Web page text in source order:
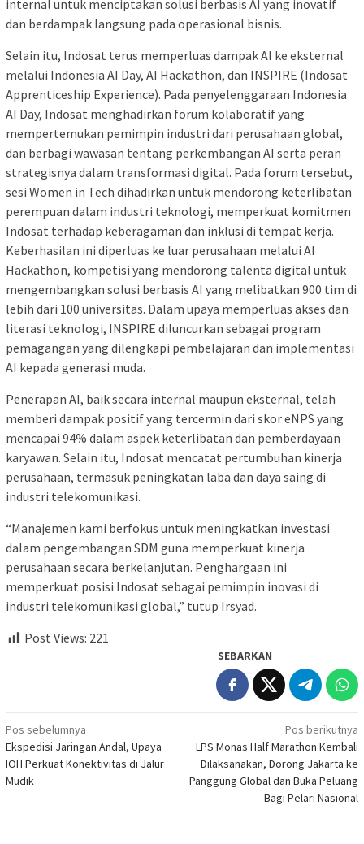
internal untuk menciptakan solusi berbasis AI yang inovatif
dan berdampak langsung pada operasional bisnis.
Selain itu, Indosat terus memperluas dampak AI ke eksternal
melalui Indonesia AI Day, AI Hackathon, dan INSPIRE (Indosat
Apprenticeship Experience). Pada penyelenggaraan Indonesia
AI Day, Indosat menghadirkan forum kolaboratif yang
mempertemukan pemimpin industri dari perusahaan global,
dan berbagi wawasan tentang perkembangan AI serta peran
strategisnya dalam transformasi digital. Pada forum tersebut,
sesi Women in Tech dihadirkan untuk mendorong keterlibatan
perempuan dalam industri teknologi, memperkuat komitmen
Indosat terhadap keberagaman dan inklusi di tempat kerja.
Keberhasilan ini diperluas ke luar perusahaan melalui AI
Hackathon, kompetisi yang mendorong talenta digital untuk
mengembangkan solusi berbasis AI yang melibatkan 900 tim di
lebih dari 100 universitas. Dalam upaya memperluas akses dan
literasi teknologi, INSPIRE diluncurkan sebagai program
pemagangan yang dilengkapi pembelajaran dan implementasi
AI kepada generasi muda.
Penerapan AI, baik secara internal maupun eksternal, telah
memberi dampak positif yang tercermin dari skor eNPS yang
mencapai 94% dalam aspek keterlibatan dan pemberdayaan
karyawan. Selain itu, Indosat mencatat pertumbuhan kinerja
perusahaan, termasuk peningkatan laba dan daya saing di
industri telekomunikasi.
“Manajemen kami berfokus untuk meningkatkan investasi
dalam pengembangan SDM guna memperkuat kinerja
perusahaan secara berkelanjutan. Penghargaan ini
memperkuat posisi Indosat sebagai pemimpin inovasi di
industri telekomunikasi global,” tutup Irsyad.
Post Views: 221
SEBARKAN
Navigasi
pos
Pos sebelumnya
Ekspedisi Jaringan Andal, Upaya
IOH Perkuat Konektivitas di Jalur
Mudik
Pos berikutnya
LPS Monas Half Marathon Kembali
Dilaksanakan, Dorong Jakarta ke
Panggung Global dan Buka Peluang
Bagi Pelari Nasional